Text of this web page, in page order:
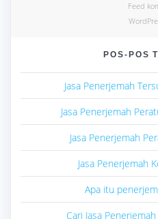
Feed
POS-POS
Jasa Penerjemah
Jasa Penerjemah
Jasa Penerjemah
Jasa Penerjemah
Apa itu
Cari Jasa